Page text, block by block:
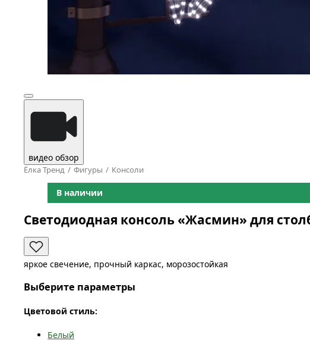
видео обзор
Ёлка Тренд Фигуры Консоли
В наличии
Светодиодная консоль «Жасмин» для
яркое свечение, прочный каркас, морозостойкая
Выберите параметры
Цветовой стиль:
Белый